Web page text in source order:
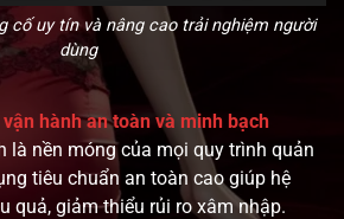
cố uy tín và nâng cao trải nghiệm người
dùng
hành an toàn và minh bạch
là nền móng của mọi quy trình quản
tiêu chuẩn an toàn cao giúp hệ
quả, giảm thiểu rủi ro xâm nhập.